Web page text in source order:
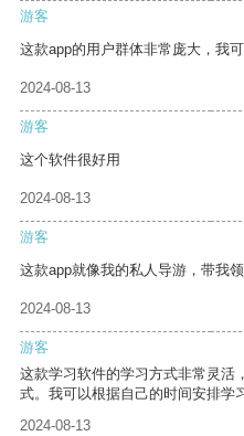
游客
这款app的用户群体非常庞大，我
2024-08-13
游客
这个软件很好用
2024-08-13
游客
这款app就像我的私人导游，带我
2024-08-13
游客
这款学习软件的学习方式非常灵活
式。我可以根据自己的时间安排学
2024-08-13